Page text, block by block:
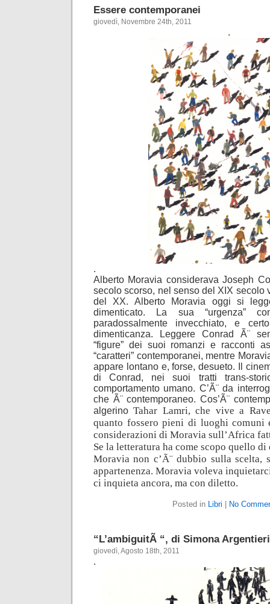
Essere contemporanei
giovedì, Novembre 24th, 2011
.
.
Alberto Moravia considerava Joseph
secolo scorso, nel senso del XIX secolo
del XX. Alberto Moravia oggi si
dimenticato. La sua “urgenza”
paradossalmente invecchiato, e
dimenticanza. Leggere Conrad Ã¨
“figure” dei suoi romanzi e racconti
“caratteri” contemporanei, mentre
appare lontano e, forse, desueto. Il
di Conrad, nei suoi tratti trans-
comportamento umano. C’Ã¨ da
che Ã¨ contemporaneo. Cos’Ã¨
algerinoTahar Lamri, che vive a
quanto fossero pieni di luoghi
considerazioni di Moravia sull’Africa
Se la letteratura ha come scopo quello
Moravia non c’Ã¨ dubbio sulla scelta,
appartenenza. Moravia voleva
ci inquieta ancora, ma con diletto.
Posted in Libri No
“L’ambiguitÃ “, di Simona
giovedì, Agosto 18th, 2011
.